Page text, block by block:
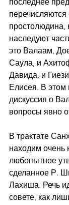
перечисляются
простолюдина,
наследуют
это Валаам,
Саула, и
Давида, и
Елисея. В этом
дискуссия о
вопросы явно
В трактате
находим очень
любопытное
сделанное Р.
Лахиша. Речь
совете, как